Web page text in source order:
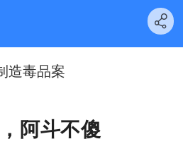
造毒品案
阿斗不傻